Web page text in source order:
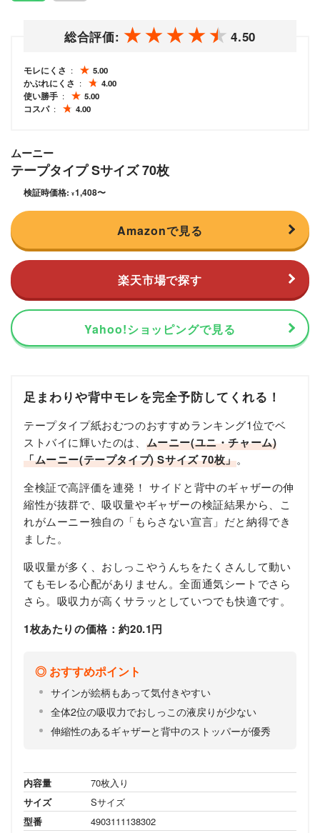
総合評価: 4.50
モレにくさ
5.00
かぶれにくさ
4.00
使い勝手
5.00
コスパ
4.00
ムーニー
テープタイプ Sサイズ 70枚
検証時価格: ¥1,408〜
Amazonで見る
楽天市場で探す
Yahoo!ショッピングで見る
足まわりや背中モレを完全予防してくれる！
テープタイプ紙おむつのおすすめランキング1位でベ
ストバイに輝いたのは、 ムーニー(ユニ・チャーム)
「ムーニー(テープタイプ) Sサイズ 70枚」。
全検証で高評価を連発！ サイドと背中のギャザーの伸
縮性が抜群で、吸収量やギャザーの検証結果から、こ
れがムーニー独自の「もらさない宣言」だと納得でき
ました。
吸収量が多く、おしっこやうんちをたくさんして動い
てもモレる心配がありません。全面通気シートでさら
さら。吸収力が高くサラッとしていつでも快適です。
1枚あたりの価格：約20.1円
おすすめポイント
サインが絵柄もあって気付きやすい
全体2位の吸収力でおしっこの液戻りが少ない
伸縮性のあるギャザーと背中のストッパーが優秀
内容量
70枚入り
サイズ
Sサイズ
型番
4903111138302